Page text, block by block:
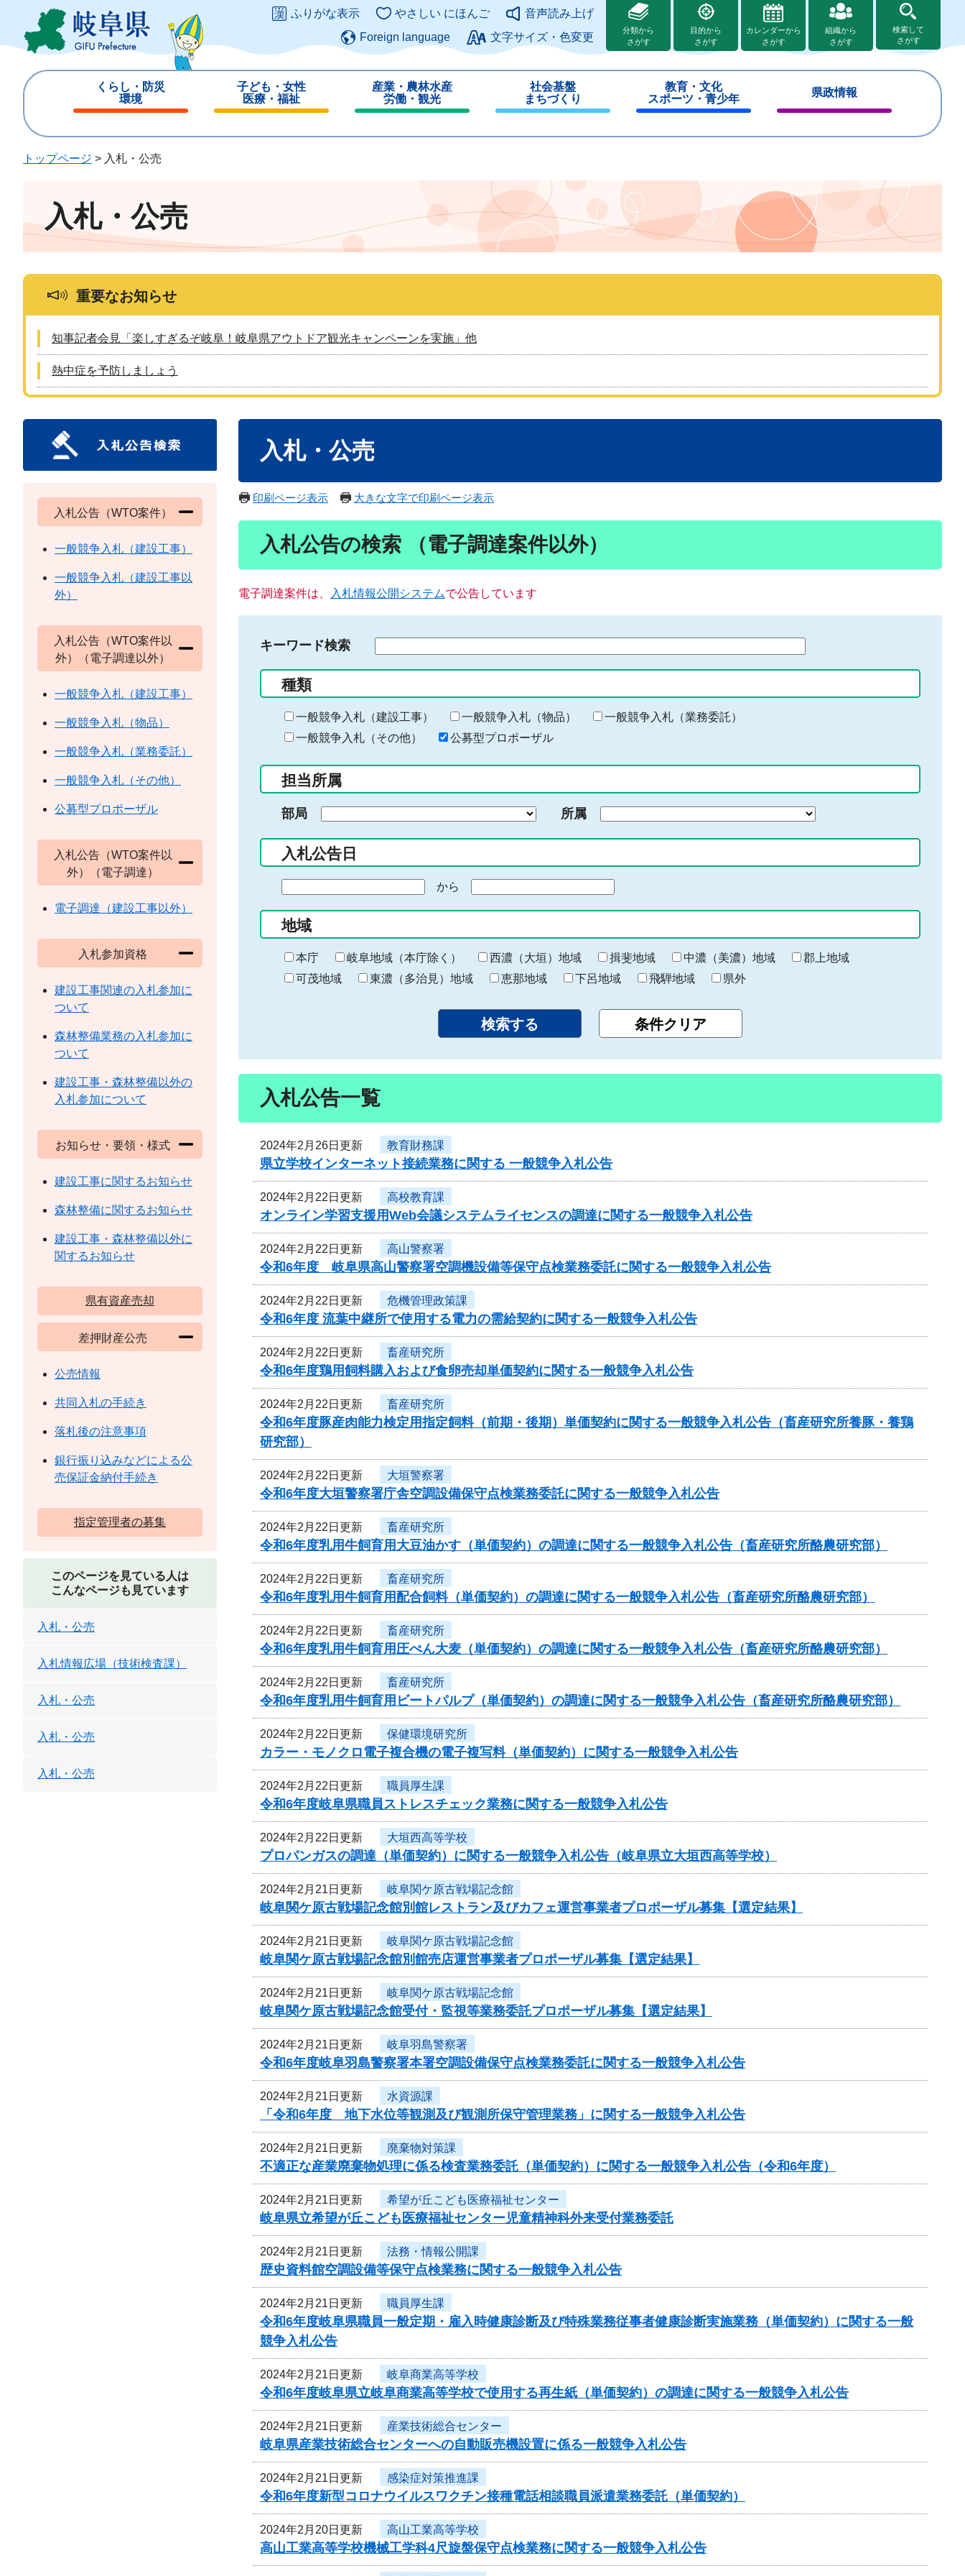
ジ
ュ
このページの本文へ
ふりがな表示 やさしい にほんご
音声読み上げ
Foreign language
文字サイズ・色変更
分類から
さがす
目的から
さがす
カレンダーから
さがす
組織から
さがす
検索して
さがす
くらし・防災
環境
じ
子ども・女性
医療・福祉
じ
産業・農林水産
労働・観光
じ
社会基盤
まちづくり
じ
教育・文化
スポーツ・青少年
じ
県政情報
じ
トップページ > 入札・公売
入札・公売
重要なお知らせ
知事記者会見「楽しすぎるぞ岐阜！岐阜県アウトドア観光キャンペーンを実施」他
熱中症を予防しましょう
入札・公売
印刷ページ表示 大きな文字で印刷ページ表示
入札公告の検索 （電子調達案件以外）
電子調達案件は、 入札情報公開システムで公告しています
キーワード検索
る
キ
ー
ー
入
力
種類
一般競争入札（建設工事） 一般競争入札（物品）
一般競争入札（業務委託）
一般競争入札（その他）
公募型プロポーザル
担当所属
部局 所属
入札公告日
の
始
ま
り
から
終
わ
り
地域
本庁 岐阜地域（本庁除く） 西濃（大垣）地域 揖斐地域 中濃（美濃）地域
郡上地域
可茂地域
東濃（多治見）地域 恵那地域 下呂地域 飛騨地域 県外
入札公告一覧
2024年2月26日更新 教育財務課
県立学校インターネット接続業務に関する 一般競争入札公告
2024年2月22日更新 高校教育課
オンライン学習支援用Web会議システムライセンスの調達に関する一般競争入札公告
2024年2月22日更新 高山警察署
令和6年度 岐阜県高山警察署空調機設備等保守点検業務委託に関する一般競争入札公告
2024年2月22日更新 危機管理政策課
令和6年度 流葉中継所で使用する電力の需給契約に関する一般競争入札公告
2024年2月22日更新 畜産研究所
令和6年度鶏用飼料購入および食卵売却単価契約に関する一般競争入札公告
2024年2月22日更新 畜産研究所
令和6年度豚産肉能力検定用指定飼料（前期・後期）単価契約に関する一般競争入札公告（畜産研究所養豚・養鶏
研究部）
2024年2月22日更新 大垣警察署
令和6年度大垣警察署庁舎空調設備保守点検業務委託に関する一般競争入札公告
2024年2月22日更新 畜産研究所
令和6年度乳用牛飼育用大豆油かす（単価契約）の調達に関する一般競争入札公告（畜産研究所酪農研究部）
2024年2月22日更新 畜産研究所
令和6年度乳用牛飼育用配合飼料（単価契約）の調達に関する一般競争入札公告（畜産研究所酪農研究部）
2024年2月22日更新 畜産研究所
令和6年度乳用牛飼育用圧ぺん大麦（単価契約）の調達に関する一般競争入札公告（畜産研究所酪農研究部）
2024年2月22日更新 畜産研究所
令和6年度乳用牛飼育用ビートパルプ（単価契約）の調達に関する一般競争入札公告（畜産研究所酪農研究部）
2024年2月22日更新 保健環境研究所
カラー・モノクロ電子複合機の電子複写料（単価契約）に関する一般競争入札公告
2024年2月22日更新 職員厚生課
令和6年度岐阜県職員ストレスチェック業務に関する一般競争入札公告
2024年2月22日更新 大垣西高等学校
プロパンガスの調達（単価契約）に関する一般競争入札公告（岐阜県立大垣西高等学校）
2024年2月21日更新 岐阜関ケ原古戦場記念館
岐阜関ケ原古戦場記念館別館レストラン及びカフェ運営事業者プロポーザル募集【選定結果】
2024年2月21日更新 岐阜関ケ原古戦場記念館
岐阜関ケ原古戦場記念館別館売店運営事業者プロポーザル募集【選定結果】
2024年2月21日更新 岐阜関ケ原古戦場記念館
岐阜関ケ原古戦場記念館受付・監視等業務委託プロポーザル募集【選定結果】
2024年2月21日更新 岐阜羽島警察署
令和6年度岐阜羽島警察署本署空調設備保守点検業務委託に関する一般競争入札公告
2024年2月21日更新 水資源課
「令和6年度 地下水位等観測及び観測所保守管理業務」に関する一般競争入札公告
2024年2月21日更新 廃棄物対策課
不適正な産業廃棄物処理に係る検査業務委託（単価契約）に関する一般競争入札公告（令和6年度）
2024年2月21日更新 希望が丘こども医療福祉センター
岐阜県立希望が丘こども医療福祉センター児童精神科外来受付業務委託
2024年2月21日更新 法務・情報公開課
歴史資料館空調設備等保守点検業務に関する一般競争入札公告
2024年2月21日更新 職員厚生課
令和6年度岐阜県職員一般定期・雇入時健康診断及び特殊業務従事者健康診断実施業務（単価契約）に関する一般
競争入札公告
2024年2月21日更新 岐阜商業高等学校
令和6年度岐阜県立岐阜商業高等学校で使用する再生紙（単価契約）の調達に関する一般競争入札公告
2024年2月21日更新 産業技術総合センター
岐阜県産業技術総合センターへの自動販売機設置に係る一般競争入札公告
2024年2月21日更新 感染症対策推進課
令和6年度新型コロナウイルスワクチン接種電話相談職員派遣業務委託（単価契約）
2024年2月20日更新 高山工業高等学校
高山工業高等学校機械工学科4尺旋盤保守点検業務に関する一般競争入札公告
入札公告（WTO案件）
一般競争入札（建設工事）
一般競争入札（建設工事以
外）
入札公告（WTO案件以
外）（電子調達以外）
一般競争入札（建設工事）
一般競争入札（物品）
一般競争入札（業務委託）
一般競争入札（その他）
公募型プロポーザル
入札公告（WTO案件以
外）（電子調達）
電子調達（建設工事以外）
入札参加資格
建設工事関連の入札参加に
ついて
森林整備業務の入札参加に
ついて
建設工事・森林整備以外の
入札参加について
お知らせ・要領・様式
建設工事に関するお知らせ
森林整備に関するお知らせ
建設工事・森林整備以外に
関するお知らせ
県有資産売却
差押財産公売
公売情報
共同入札の手続き
落札後の注意事項
銀行振り込みなどによる公
売保証金納付手続き
指定管理者の募集
このページを見ている人は
こんなページも見ています
入札・公売
入札情報広場（技術検査課）
入札・公売
入札・公売
入札・公売